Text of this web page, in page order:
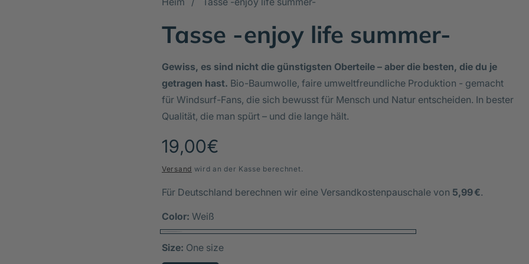
Tasse -enjoy life summer-
Gewiss, es sind nicht die günstigsten Oberteile – aber die besten, die du je
getragen hast. Bio-Baumwolle, faire umweltfreundliche Produktion - gemacht
für Windsurf-Fans, die sich bewusst für Mensch und Natur entscheiden. In bester
Qualität, die man spürt – und die lange hält.
Normaler
Preis
19,00€
Versand wird an der Kasse berechnet.
Für Deutschland berechnen wir eine Versandkostenpauschale von 5,99 €.
Color: Weiß
Size: One size